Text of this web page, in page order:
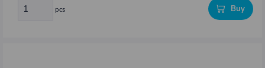
pcs Buy